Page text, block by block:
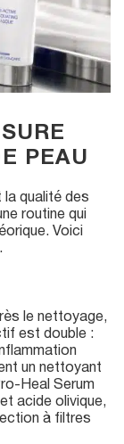
PEAU
la qualité des
routine qui
Voici
le nettoyage,
est double :
un nettoyant
Heal Serum
acide olivique,
à filtres